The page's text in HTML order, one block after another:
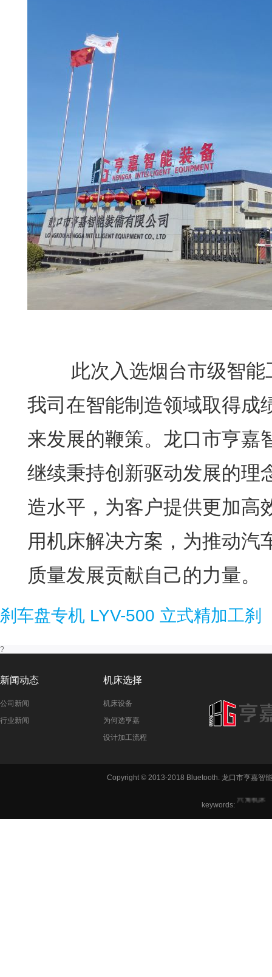
此次入选烟台市级智能
我司在智能制造领域取得成
来发展的鞭策。龙口市亨嘉
继续秉持创新驱动发展的理
造水平，为客户提供更加高
用机床解决方案，为推动汽
质量发展贡献自己的力量。
刹车盘专机 LYV-500 立式精加工刹
?
新闻动态
公司新闻
行业新闻
机床选择
机床设备
为何选亨嘉
设计加工流程
Copyright © 2013-2018 Bluetooth. 龙口市亨嘉智
keywords: